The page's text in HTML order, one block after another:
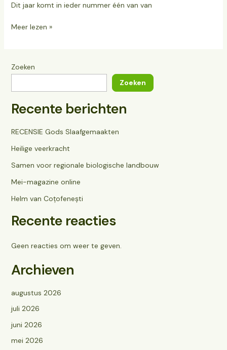
Dit jaar komt in ieder nummer één van van
Meer lezen »
Zoeken
Zoeken
Recente berichten
RECENSIE Gods Slaafgemaakten
Heilige veerkracht
Samen voor regionale biologische landbouw
Mei-magazine online
Helm van Coțofenești
Recente reacties
Geen reacties om weer te geven.
Archieven
augustus 2026
juli 2026
juni 2026
mei 2026